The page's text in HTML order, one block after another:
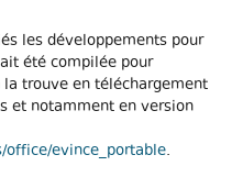
les développements pour
été compilée pour
trouve en téléchargement
et notamment en version
office/evince_portable.